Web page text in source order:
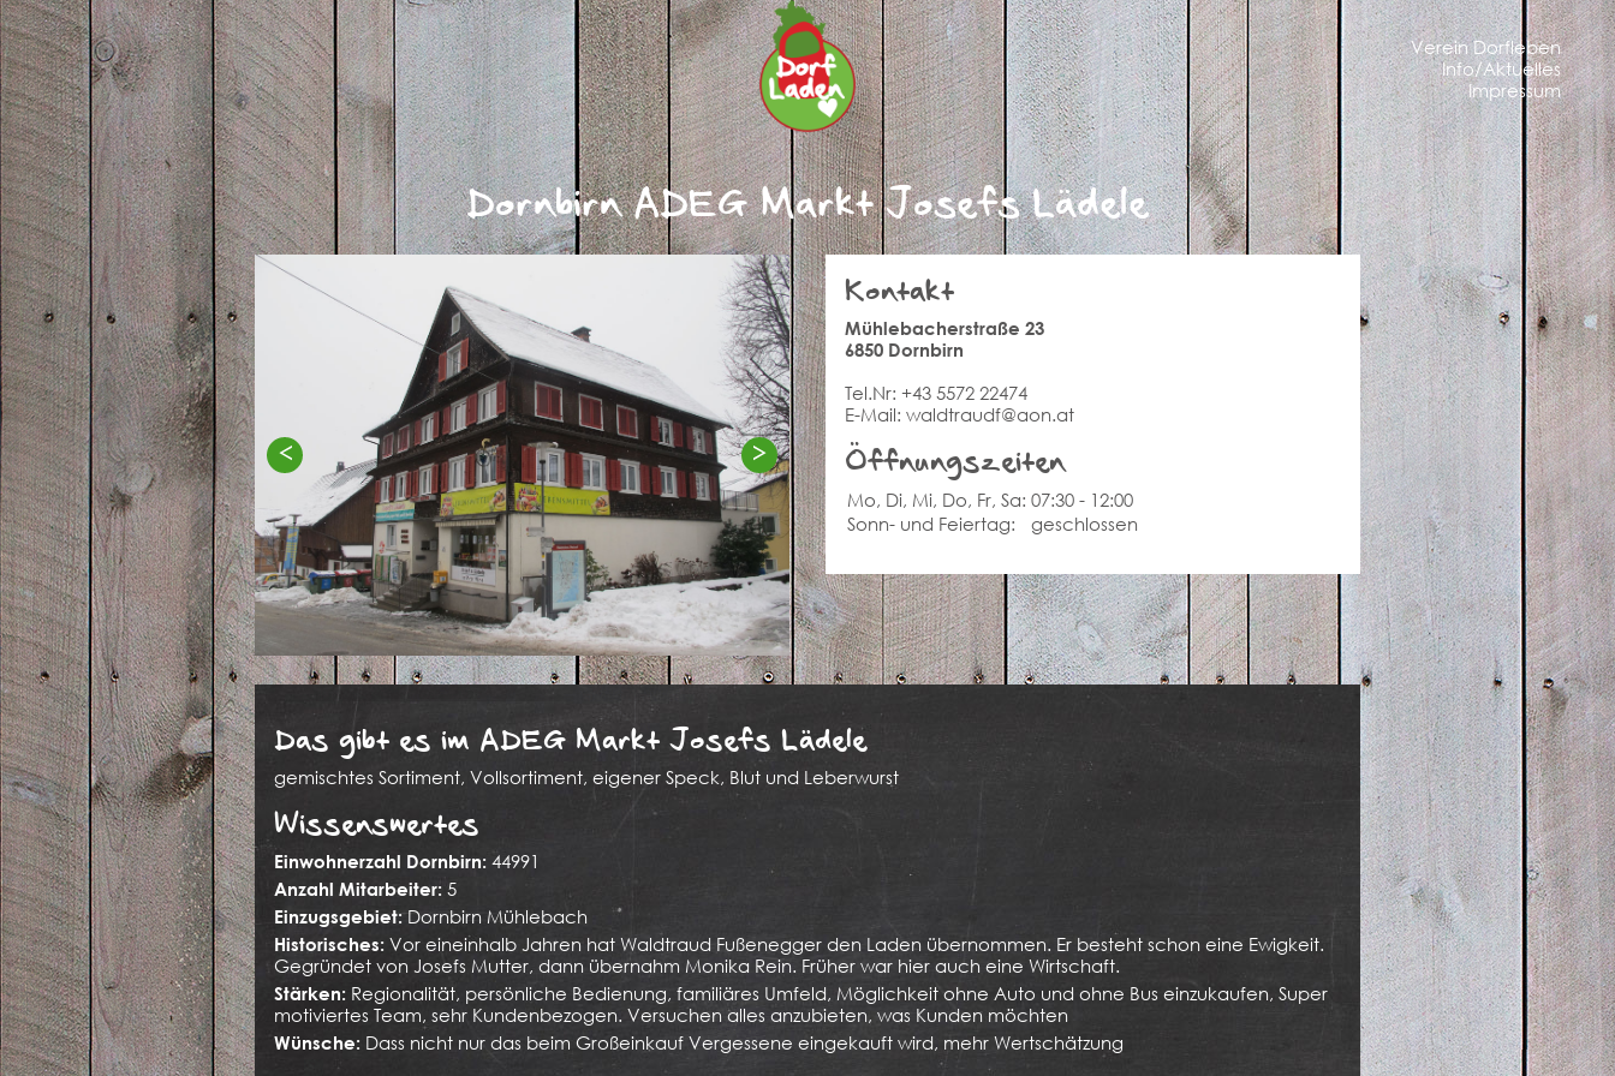
Verein Dorfleben
Info/Aktuelles
Impressum
Dornbirn ADEG Markt Josefs Lädele
< >
Kontakt
Mühlebacherstraße 23
6850 Dornbirn
Tel.Nr: +43 5572 22474
E-Mail: waldtraudf@aon.at
Öffnungszeiten
Mo, Di, Mi, Do, Fr, Sa: 07:30 - 12:00
Sonn- und Feiertag:
geschlossen
Das gibt es im ADEG Markt Josefs Lädele
gemischtes Sortiment, Vollsortiment, eigener Speck, Blut und Leberwurst
Wissenswertes
Einwohnerzahl Dornbirn: 44991
Anzahl Mitarbeiter: 5
Einzugsgebiet:Dornbirn Mühlebach
Historisches: Vor eineinhalb Jahren hat Waldtraud Fußenegger den Laden übernommen. Er besteht schon eine Ewigkeit.
Gegründet von Josefs Mutter, dann übernahm Monika Rein. Früher war hier auch eine Wirtschaft.
Stärken: Regionalität, persönliche Bedienung, familiäres Umfeld, Möglichkeit ohne Auto und ohne Bus einzukaufen, Super
motiviertes Team, sehr Kundenbezogen. Versuchen alles anzubieten, was Kunden möchten
Wünsche: Dass nicht nur das beim Großeinkauf Vergessene eingekauft wird, mehr Wertschätzung